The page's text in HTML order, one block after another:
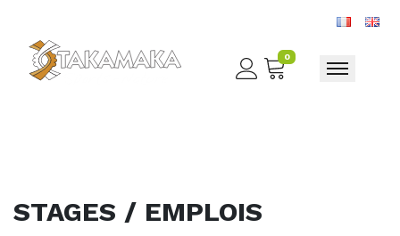
0
Toggle
STAGES / EMPLOIS